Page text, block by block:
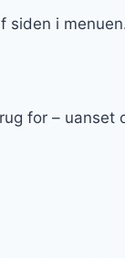
siden i
for – uanset